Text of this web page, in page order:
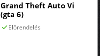
Grand Theft Auto Vi
(gta 6)
Előrendelés